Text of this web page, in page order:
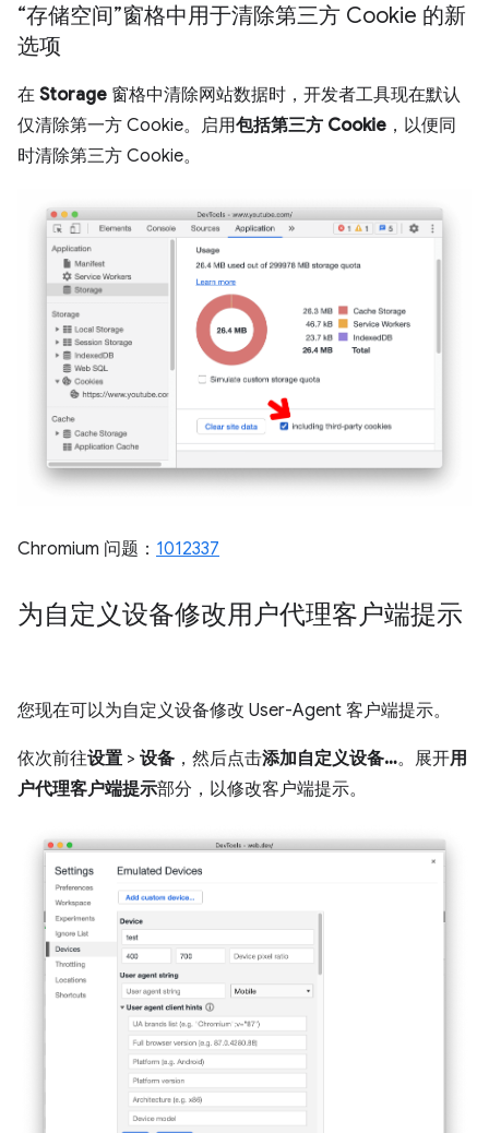
“存储空间”窗格中用于清除第三方 Cookie 的新
选项
在 Storage 窗格中清除网站数据时，开发者工具现在默认
仅清除第一方 Cookie。启用包括第三方 Cookie ，以便同
时清除第三方 Cookie。
Chromium 问题： 1012337
为自定义设备修改用户代理客户端提示
您现在可以为自定义设备修改 User-Agent 客户端提示。
依次前往设置 > 设备 ，然后点击添加自定义设备…。展开用
户代理客户端提示部分，以修改客户端提示。